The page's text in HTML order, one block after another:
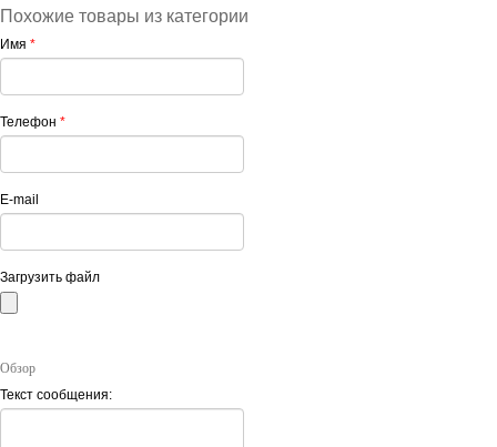
Похожие товары из категории
Имя *
Телефон *
E-mail
Загрузить файл
Обзор
Текст сообщения: